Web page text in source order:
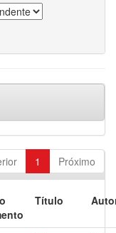
1 Próximo
Título